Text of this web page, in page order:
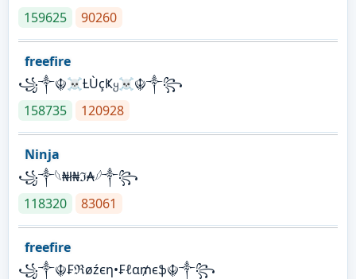
159625
90260
freefire
꧁༒☬☠Ƚ︎ÙçҜყ☠︎☬༒꧂
158735
120928
Ninja
꧁⁣༒𓆩₦ł₦ℑ₳𓆪༒꧂
118320
83061
freefire
꧁༒☬₣ℜøźєη•₣ℓα₥єֆ☬༒꧂